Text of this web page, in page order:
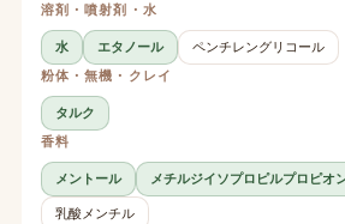
溶剤・噴射剤・水
水 エタノール
ペンチレングリコール
粉体・無機・クレイ
タルク
香料
メントール メチルジイソプロピルプロピオ
乳酸メンチル